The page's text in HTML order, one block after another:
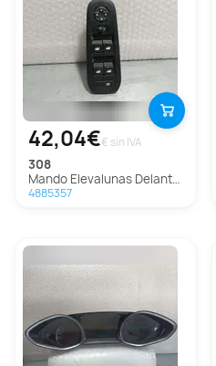
42,04€€ sin IVA
308
Mando Elevalunas Delantero Izquierdo Para Peugeot 308
4885357